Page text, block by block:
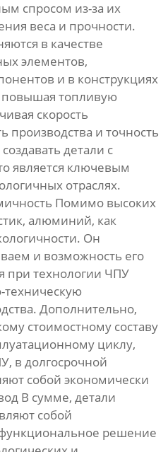
спросом из-за их
веса и прочности.
в качестве
элементов,
и в конструкциях
топливую
скорость
производства и точность
детали с
является ключевым
отраслях.
Помимо высоких
алюминий, как
Он
и возможность его
при технологии ЧПУ
Дополнительно,
стоимостному составу
циклу,
в долгосрочной
собой экономически
В сумме, детали
собой
решение